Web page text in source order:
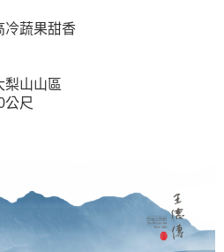
提供之「AFTEE先享後付」服務完成之交
個人資料，並將交易相關給付款項請求債
覽以下網址：
定代理人或監護人之同意方可使用
申辦者引起之損失，本公司不負相關責
將依據個別帳號之用戶狀況，依本公司即
有額度不足之情形，本公司將視審查結果
該用戶之使用額度並採取法律行動。
上)免運費
上)免運費
以上)免運費
查看運費
收件) 查看運費
蔬果甜香
山山區
尺